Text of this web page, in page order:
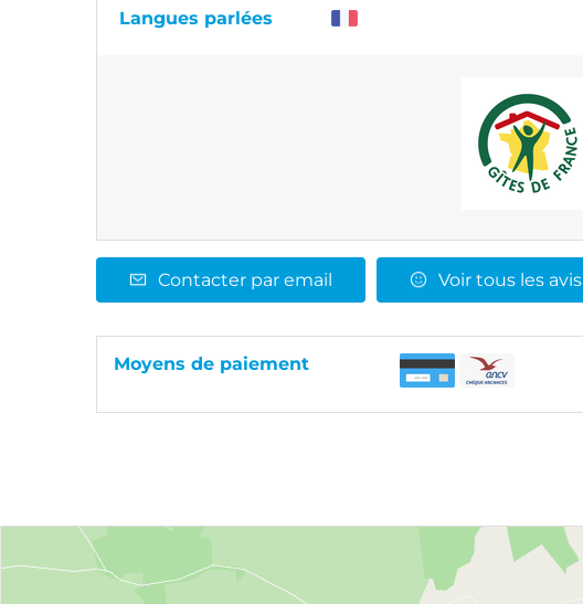
Langues parlées
Contacter par email Voir tous les avis
Moyens de paiement